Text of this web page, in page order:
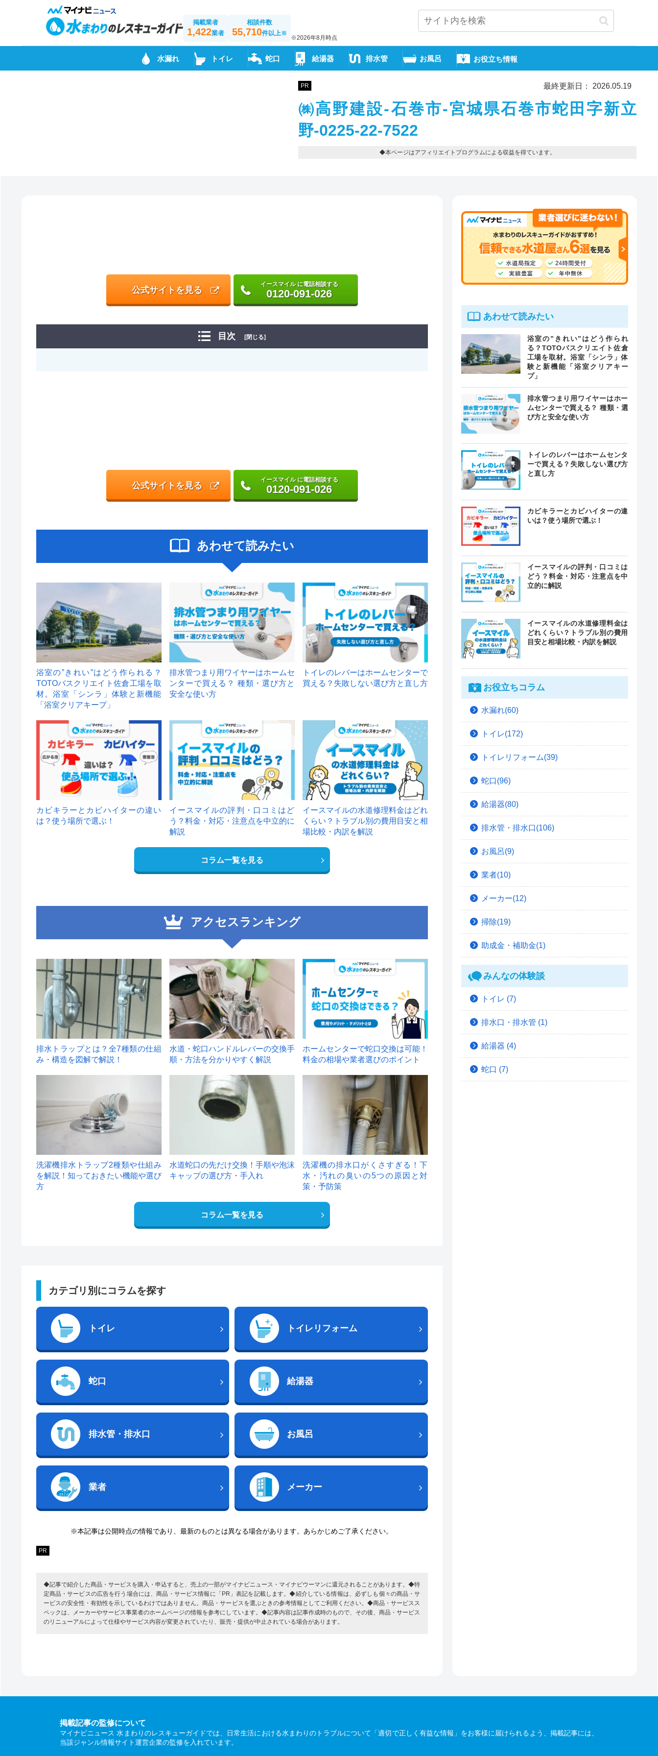
掲載業者
1,422業者
相談件数
55,710件以上※
※2026年8月時点
水漏れ トイレ 蛇口 給湯器 排水管 お風呂 お役立ち情報
PR 最終更新日： 2026.05.19
㈱高野建設-石巻市-宮城県石巻市蛇田字新立
野-0225-22-7522
◆本ページはアフィリエイトプログラムによる収益を得ています。
公式サイトを見る
イースマイル に電話相談する
0120-091-026
目次 [閉じる]
公式サイトを見る
イースマイル に電話相談する
0120-091-026
あわせて読みたい
浴室の”きれい”はどう作られる？
TOTOバスクリエイト佐倉工場を取
材。浴室「シンラ」体験と新機能
「浴室クリアキープ」
排水管つまり用ワイヤーはホームセ
ンターで買える？ 種類・選び方と
安全な使い方
トイレのレバーはホームセンターで
買える？失敗しない選び方と直し方
カビキラーとカビハイターの違い
は？使う場所で選ぶ！
イースマイルの評判・口コミはど
う？料金・対応・注意点を中立的に
解説
イースマイルの水道修理料金はどれ
くらい？トラブル別の費用目安と相
場比較・内訳を解説
コラム一覧を見る
アクセスランキング
1
排水トラップとは？全7種類の仕組
み・構造を図解で解説！
2
水道・蛇口ハンドルレバーの交換手
順・方法を分かりやすく解説
ホームセンターで蛇口交換は可能！
料金の相場や業者選びのポイント
洗濯機排水トラップ2種類や仕組み
を解説！知っておきたい機能や選び
方
水道蛇口の先だけ交換！手順や泡沫
キャップの選び方・手入れ
洗濯機の排水口がくさすぎる！下
水・汚れの臭いの5つの原因と対
策・予防策
コラム一覧を見る
カテゴリ別にコラムを探す
トイレ トイレリフォーム
蛇口 給湯器
排水管・排水口 お風呂
業者 メーカー
※本記事は公開時点の情報であり、最新のものとは異なる場合があります。あらかじめご了承ください。
PR
◆記事で紹介した商品・サービスを購入・申込すると、売上の一部がマイナビニュース・マイナビウーマンに還元されることがあります。◆特
定商品・サービスの広告を行う場合には、商品・サービス情報に「PR」表記を記載します。◆紹介している情報は、必ずしも個々の商品・サ
ービスの安全性・有効性を示しているわけではありません。商品・サービスを選ぶときの参考情報としてご利用ください。◆商品・サービスス
ペックは、メーカーやサービス事業者のホームページの情報を参考にしています。◆記事内容は記事作成時のもので、その後、商品・サービス
のリニューアルによって仕様やサービス内容が変更されていたり、販売・提供が中止されている場合があります。
あわせて読みたい
浴室の”きれい”はどう作られ
る？TOTOバスクリエイト佐倉
工場を取材。浴室「シンラ」体
験と新機能「浴室クリアキー
プ」
排水管つまり用ワイヤーはホー
ムセンターで買える？ 種類・選
び方と安全な使い方
トイレのレバーはホームセンタ
ーで買える？失敗しない選び方
と直し方
カビキラーとカビハイターの違
いは？使う場所で選ぶ！
イースマイルの評判・口コミは
どう？料金・対応・注意点を中
立的に解説
イースマイルの水道修理料金は
どれくらい？トラブル別の費用
目安と相場比較・内訳を解説
お役立ちコラム
水漏れ(60)
トイレ(172)
トイレリフォーム(39)
蛇口(96)
給湯器(80)
排水管・排水口(106)
お風呂(9)
業者(10)
メーカー(12)
掃除(19)
助成金・補助金(1)
みんなの体験談
トイレ (7)
排水口・排水管 (1)
給湯器 (4)
蛇口 (7)
掲載記事の監修について
マイナビニュース 水まわりのレスキューガイドでは、日常生活における水まわりのトラブルについて「適切で正しく有益な情報」をお客様に届けられるよう、掲載記事には、
当該ジャンル情報サイト運営企業の監修を入れています。